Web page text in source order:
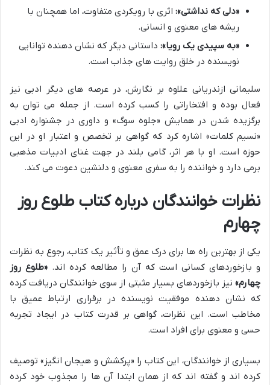
«دلی که نداشتی»: اثری با رویکردی متفاوت، اما همچنان با
ریشه های معنوی و انسانی.
«به سپیدی یک رویا»: داستانی دیگر که نشان دهنده توانایی
نویسنده در خلق روایت های جذاب است.
سلیمانی ازندریانی علاوه بر نگارش، در عرصه های دیگر ادبی نیز
فعال بوده و افتخاراتی را کسب کرده است. از جمله می توان به
برگزیده شدن در همایش «جلوه سوگ» و داوری در جشنواره ادبی
«نسیم کلمات» اشاره کرد که گواهی بر تخصص و اعتبار او در این
حوزه است. او با هر اثر، گامی بلند در جهت غنای ادبیات مذهبی
برمی دارد و خواننده را به سفری معنوی و دلنشین دعوت می کند.
نظرات خوانندگان درباره کتاب طلوع روز
چهارم
یکی از بهترین راه ها برای درک عمق و تأثیر یک کتاب، رجوع به نظرات
و بازخوردهای کسانی است که آن را مطالعه کرده اند. «طلوع روز
چهارم» نیز بازخوردهای بسیار مثبتی از سوی خوانندگان دریافت کرده
که نشان دهنده موفقیت نویسنده در برقراری ارتباط عمیق با
مخاطب است. این نظرات، گواهی بر قدرت کتاب در ایجاد تجربه
حسی و معنوی برای افراد است.
بسیاری از خوانندگان، این کتاب را «پرکشش و هیجان انگیز» توصیف
کرده اند و گفته اند که از همان ابتدا آن ها را مجذوب خود کرده